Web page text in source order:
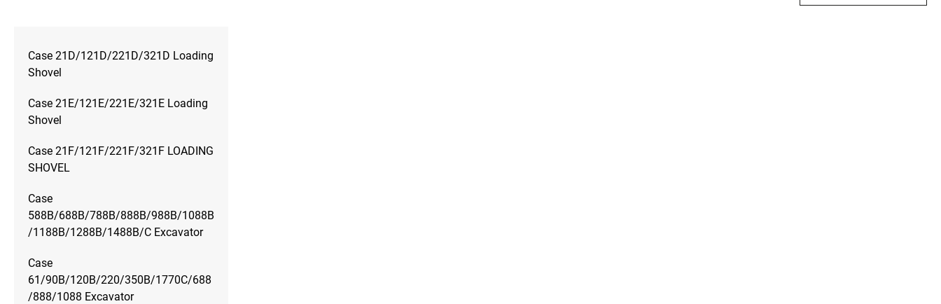
Case 21D/121D/221D/321D Loading
Shovel
Case 21E/121E/221E/321E Loading
Shovel
Case 21F/121F/221F/321F LOADING
SHOVEL
Case
588B/688B/788B/888B/988B/1088B
/1188B/1288B/1488B/C Excavator
Case
61/90B/120B/220/350B/1770C/688
/888/1088 Excavator